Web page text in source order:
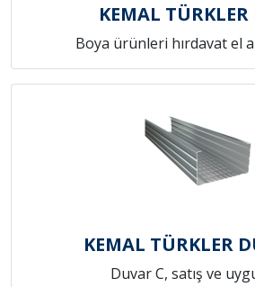
KEMAL TÜRKLER
Boya ürünleri hırdavat el
KEMAL TÜRKLER
Duvar C, satış ve